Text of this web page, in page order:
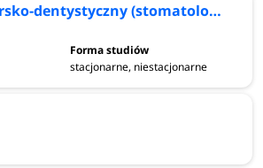
dentystyczny (stomatologia) Kierunek lekarsko-dentystyczny (stomatologia)
stacjonarne, niestacjonarne